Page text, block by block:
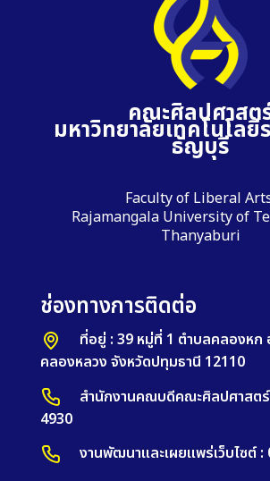
คณะศิลปศาสต
มหาวิทยาลัยเทคโนโลยี
ธัญบุรี
Faculty of Liberal
Rajamangala University of
Thanyaburi
ช่องทางการติดต่อ
ที่อยู่ : 39 หมู่ที่ 1 ตำบลคลองหก
คลองหลวง จังหวัดปทุมธานี 12110
สำนักงานคณบดีคณะศิลปศาสตร์
4930
งานพัฒนาและเผยแพร่เว็บไซต์ :